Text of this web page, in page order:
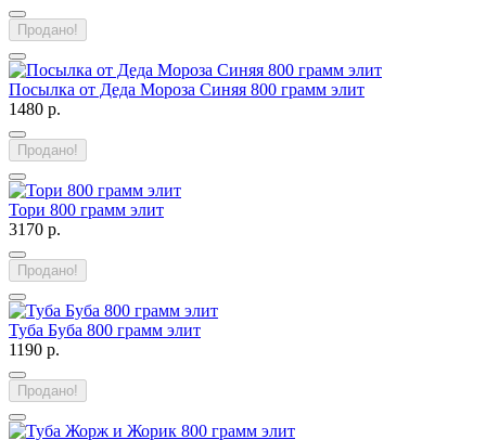
Продано!
Посылка от Деда Мороза Синяя 800 грамм элит
1480 р.
Продано!
Тори 800 грамм элит
3170 р.
Продано!
Туба Буба 800 грамм элит
1190 р.
Продано!